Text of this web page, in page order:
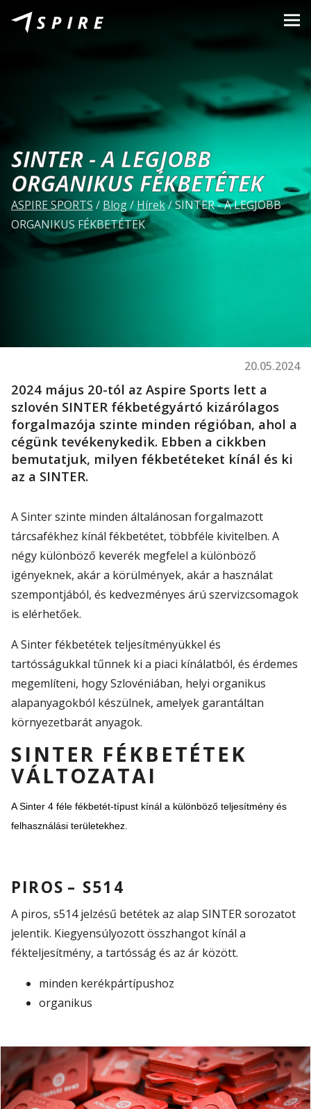
Kereskedők
B2B Portal
Karrier
Blog
Kapcsolat
SINTER - A LEGJOBB
ORGANIKUS FÉKBETÉTEK
ASPIRE SPORTS / Blog/ Hírek/SINTER - A LEGJOBB
ORGANIKUS FÉKBETÉTEK
20.05.2024
2024 május 20-tól az Aspire Sports lett a
szlovén SINTER fékbetégyártó kizárólagos
forgalmazója szinte minden régióban, ahol a
cégünk tevékenykedik. Ebben a cikkben
bemutatjuk, milyen fékbetéteket kínál és ki
az a SINTER.
A Sinter szinte minden általánosan forgalmazott
tárcsafékhez kínál fékbetétet, többféle kivitelben. A
négy különböző keverék megfelel a különböző
igényeknek, akár a körülmények, akár a használat
szempontjából, és kedvezményes árú szervizcsomagok
is elérhetőek.
A Sinter fékbetétek teljesítményükkel és
tartósságukkal tűnnek ki a piaci kínálatból, és érdemes
megemlíteni, hogy Szlovéniában, helyi organikus
alapanyagokból készülnek, amelyek garantáltan
környezetbarát anyagok.
SINTER FÉKBETÉTEK
VÁLTOZATAI
A Sinter 4 féle fékbetét-típust kínál a különböző teljesítmény és
felhasználási területekhez.
PIROS – S514
A piros, s514 jelzésű betétek az alap SINTER sorozatot
jelentik. Kiegyensúlyozott összhangot kínál a
fékteljesítmény, a tartósság és az ár között.
minden kerékpártípushoz
organikus